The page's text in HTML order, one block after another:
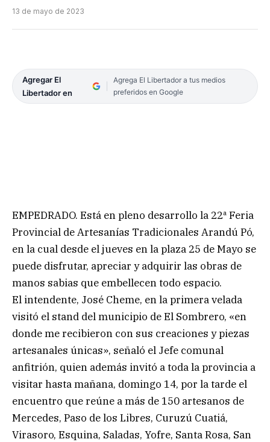
13 de mayo de 2023
Agregar El
Libertador en
Agrega El Libertador a tus medios
preferidos en Google
EMPEDRADO. Está en pleno desarrollo la 22ª Feria
Provincial de Artesanías Tradicionales Arandú Pó,
en la cual desde el jueves en la plaza 25 de Mayo se
puede disfrutar, apreciar y adquirir las obras de
manos sabias que embellecen todo espacio.
El intendente, José Cheme, en la primera velada
visitó el stand del municipio de El Sombrero, «en
donde me recibieron con sus creaciones y piezas
artesanales únicas», señaló el Jefe comunal
anfitrión, quien además invitó a toda la provincia a
visitar hasta mañana, domingo 14, por la tarde el
encuentro que reúne a más de 150 artesanos de
Mercedes, Paso de los Libres, Curuzú Cuatiá,
Virasoro, Esquina, Saladas, Yofre, Santa Rosa, San